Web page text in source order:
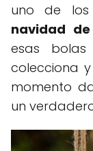
uno de los
navidad
esas
colecciona
momento
un